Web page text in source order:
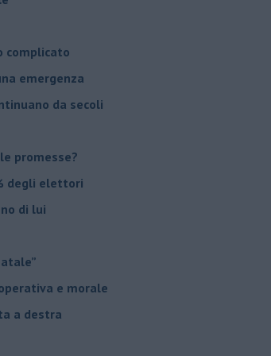
complicato
emergenza
da secoli
promesse?
degli elettori
di lui
e morale
a destra